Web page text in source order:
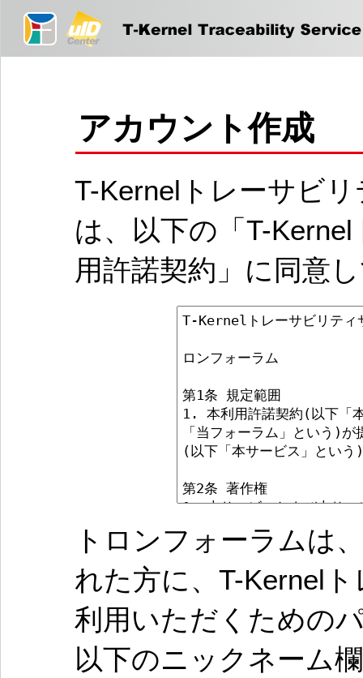
アカウント作成
T-Kernelトレーサビ
は、以下の「T-
用許諾契約」に同意
トロンフォーラムは
れた方に、T-Kernel
利用いただくための
以下のニックネーム